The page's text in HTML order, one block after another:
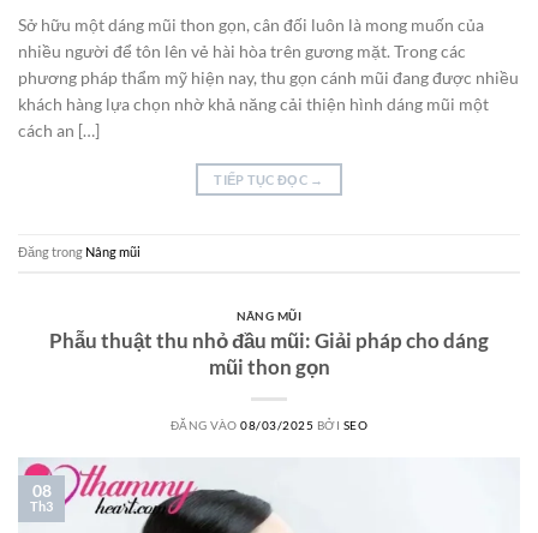
Sở hữu một dáng mũi thon gọn, cân đối luôn là mong muốn của
nhiều người để tôn lên vẻ hài hòa trên gương mặt. Trong các
phương pháp thẩm mỹ hiện nay, thu gọn cánh mũi đang được nhiều
khách hàng lựa chọn nhờ khả năng cải thiện hình dáng mũi một
cách an […]
TIẾP TỤC ĐỌC →
Đăng trong Nâng mũi
NÂNG MŨI
Phẫu thuật thu nhỏ đầu mũi: Giải pháp cho dáng
mũi thon gọn
ĐĂNG VÀO08/03/2025 BỞI SEO
08
Th3